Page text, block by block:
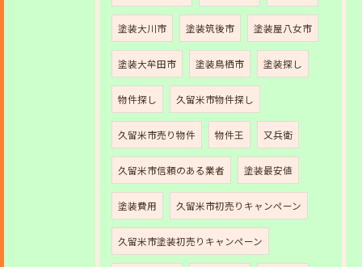
塗装大川市 塗装筑後市 塗装屋八女市
塗装大牟田市 塗装鳥栖市 塗装探し
物件探し 久留米市物件探し
久留米市売り物件 物件王 又兵衛
久留米市信頼のある業者 塗装最安値
塗装費用 久留米市初売りキャンペーン
久留米市塗装初売りキャンペーン